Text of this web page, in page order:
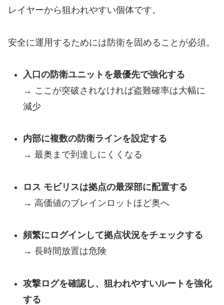
レイヤーから狙われやすい個体です。
安全に運用するためには防衛を固めることが必須。
入口の防衛ユニットを最優先で強化する
→ ここが突破されなければ盗難確率は大幅に
減少
内部に複数の防衛ラインを設定する
→ 最奥まで到達しにくくなる
ロス モビリスは拠点の最深部に配置する
→ 高価値のブレインロットほど奥へ
頻繁にログインして拠点状況をチェックする
→ 長時間放置は危険
攻撃ログを確認し、狙われやすいルートを強化
する